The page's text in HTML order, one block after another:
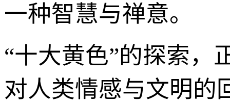
一种智慧与禅意。
“十大黄色”的探索，
对人类情感与文明的